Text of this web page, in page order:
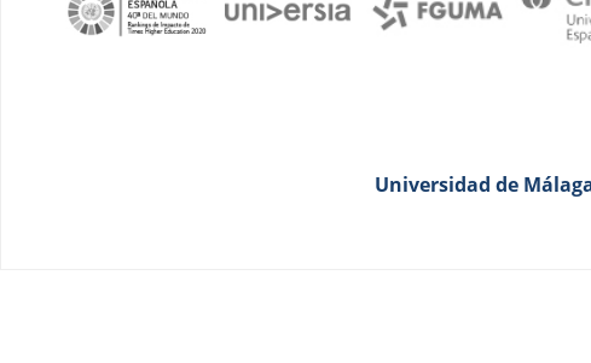
Universidad de Málaga